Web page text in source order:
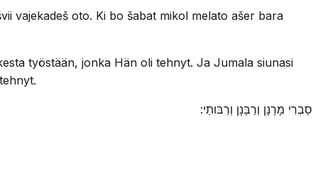
vajekadeš oto. Ki bo šabat mikol melato ašer bara
työstään, jonka Hän oli tehnyt. Ja Jumala siunasi
סַבְרִי מָרָנָן וְרַבָּנָן וְרַבּותַי: